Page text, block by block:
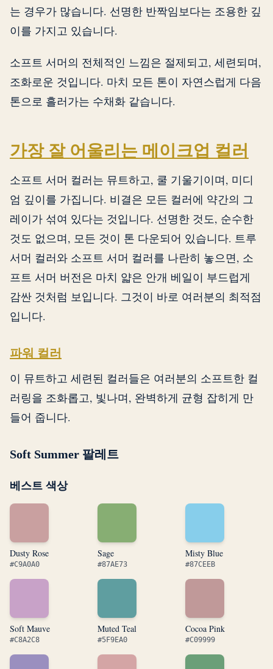
는 경우가 많습니다. 선명한 반짝임보다는 조용한 깊
이를 가지고 있습니다.
소프트 서머의 전체적인 느낌은 절제되고, 세련되며,
조화로운 것입니다. 마치 모든 톤이 자연스럽게 다음
톤으로 흘러가는 수채화 같습니다.
가장 잘 어울리는 메이크업 컬러
소프트 서머 컬러는 뮤트하고, 쿨 기울기이며, 미디
엄 깊이를 가집니다. 비결은 모든 컬러에 약간의 그
레이가 섞여 있다는 것입니다. 선명한 것도, 순수한
것도 없으며, 모든 것이 톤 다운되어 있습니다. 트루
서머 컬러와 소프트 서머 컬러를 나란히 놓으면, 소
프트 서머 버전은 마치 얇은 안개 베일이 부드럽게
감싼 것처럼 보입니다. 그것이 바로 여러분의 최적점
입니다.
파워 컬러
이 뮤트하고 세련된 컬러들은 여러분의 소프트한 컬
러링을 조화롭고, 빛나며, 완벽하게 균형 잡히게 만
들어 줍니다.
Soft Summer 팔레트
베스트 색상
Dusty Rose
#C9A0A0
Sage
#87AE73
Misty Blue
#87CEEB
Soft Mauve
#C8A2C8
Muted Teal
#5F9EA0
Cocoa Pink
#C09999